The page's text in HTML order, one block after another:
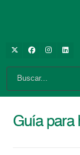
Guía para